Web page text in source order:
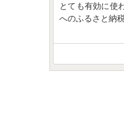
とても有効に使
へのふるさと納